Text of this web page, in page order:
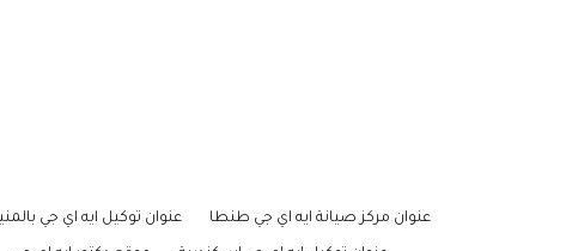
عنوان مركز صيانة ايه اي جي طنطا عنوان توكيل ايه اي جي